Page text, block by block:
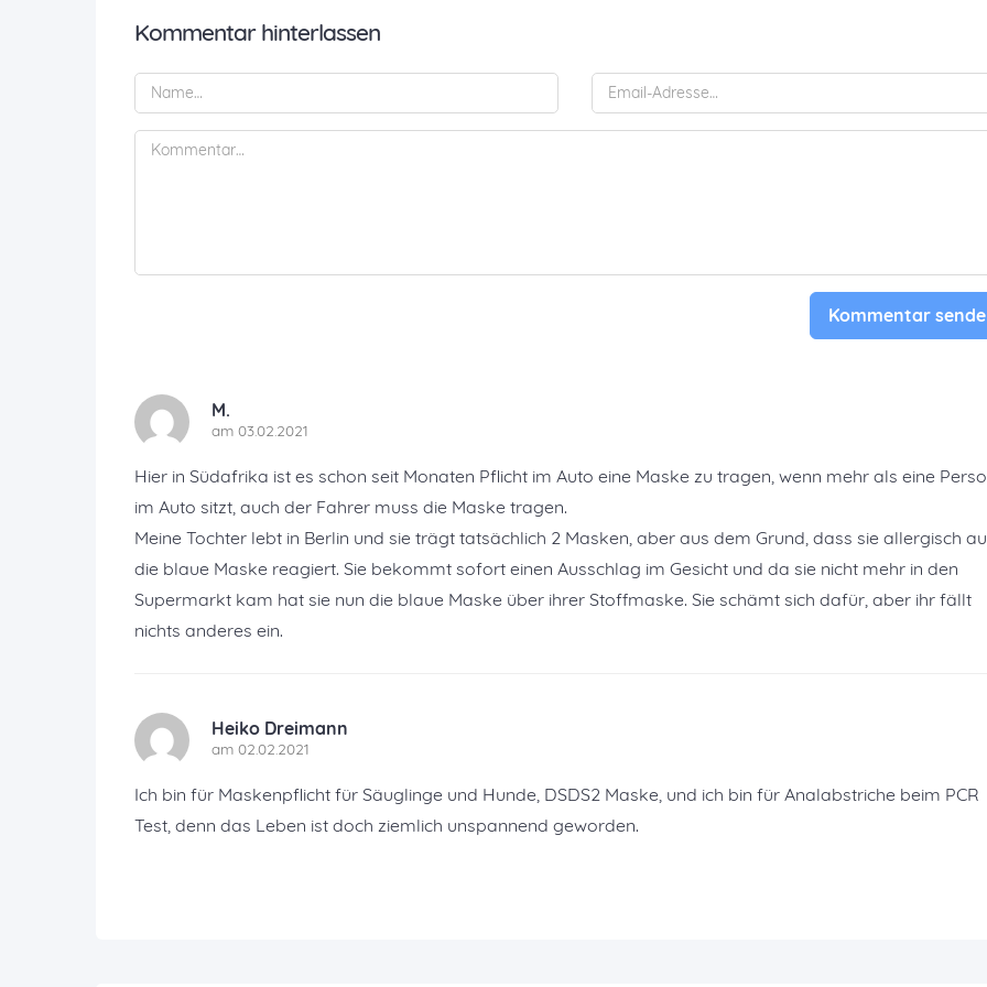
Kommentar hinterlassen
Kommentar
M.
am 03.02.2021
Hier in Südafrika ist es schon seit Monaten Pflicht im Auto eine Maske zu tragen, wenn mehr als eine
im Auto sitzt, auch der Fahrer muss die Maske tragen.
Meine Tochter lebt in Berlin und sie trägt tatsächlich 2 Masken, aber aus dem Grund, dass sie allergisch
die blaue Maske reagiert. Sie bekommt sofort einen Ausschlag im Gesicht und da sie nicht mehr in den
Supermarkt kam hat sie nun die blaue Maske über ihrer Stoffmaske. Sie schämt sich dafür, aber ihr fällt
nichts anderes ein.
Heiko Dreimann
am 02.02.2021
Ich bin für Maskenpflicht für Säuglinge und Hunde, DSDS2 Maske, und ich bin für Analabstriche beim PCR
Test, denn das Leben ist doch ziemlich unspannend geworden.